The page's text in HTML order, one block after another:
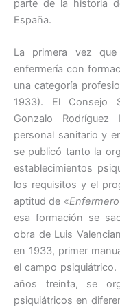
parte de la historia
España.
La primera vez
enfermería con
una categoría
1933). El Consejo
Gonzalo
personal sanitario y
se publicó tanto la
establecimientos
los requisitos y el
aptitud de «
esa formación se
obra de Luis
en 1933, primer
el campo
años treinta, se
psiquiátricos en